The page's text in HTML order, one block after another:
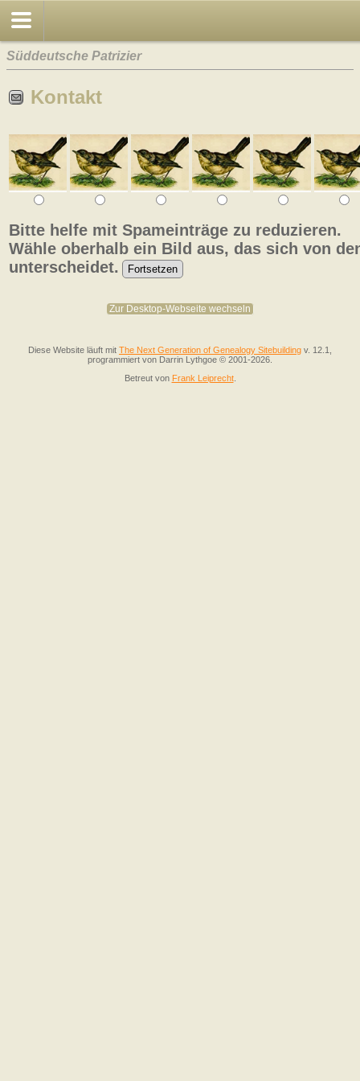
Süddeutsche Patrizier
Kontakt
Bitte helfe mit Spameinträge zu reduzieren.
Wähle oberhalb ein Bild aus, das sich von
unterscheidet.
Zur Desktop-Webseite wechseln
Diese Website läuft mit The Next Generation of Genealogy Sitebuilding v. 12.1,
programmiert von Darrin Lythgoe © 2001-2026.
Betreut von Frank Leiprecht.